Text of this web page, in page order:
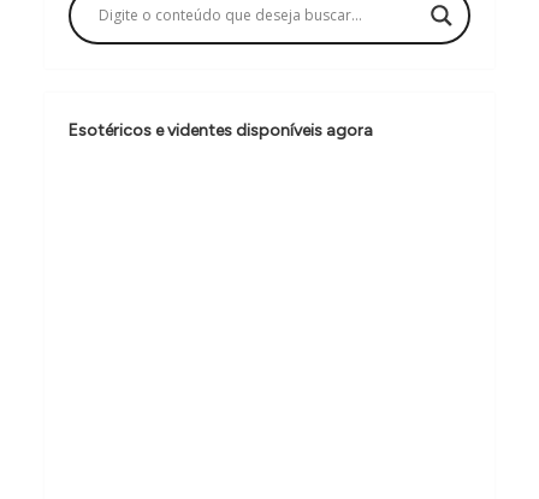
ã
d
Esotéricos e videntes disponíveis agora